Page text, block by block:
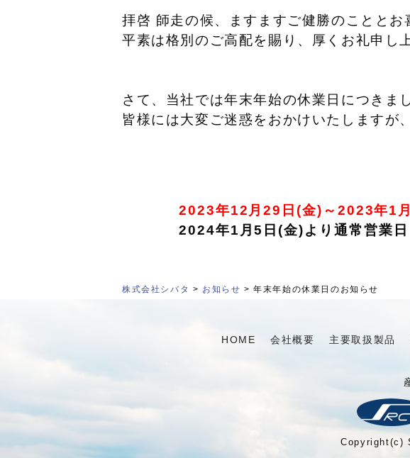
拝啓 師走の候、ますますご健勝のこととお
平素は格別のご高配を賜り、厚くお礼申し
さて、当社では年末年始の休業日につきま
皆様には大変ご迷惑をおかけいたしますが
2023年12月29日(金)～2023年1
2024年1月5日(金)より通常営業日
株式会社シバタ > お知らせ > 年末年始の休業日のお知らせ
HOME 会社概要 主要取扱製品
Copyright(c)